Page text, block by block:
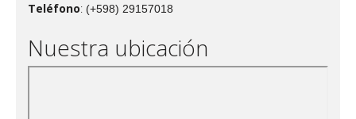
Teléfono: (+598) 29157018
Nuestra ubicación